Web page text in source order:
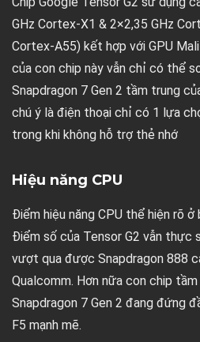
GHz Cortex-X1 & 2×2,35 GHz
Cortex-A55) kết hợp với GPU
của con chip này vẫn chỉ có thể
Snapdragon 7 Gen 2 tầm trung
chú ý là điện thoại chỉ có 1 lựa
trong khi không hỗ trợ thẻ nhớ
Hiệu năng CPU
Điểm hiệu năng CPU thể hiện rõ ở
Điểm số của Tensor G2 vẫn thực
vượt qua được Snapdragon 888
Qualcomm. Hơn nữa con chip
Snapdragon 7 Gen 2 đang đứng
F5 mạnh mẽ.